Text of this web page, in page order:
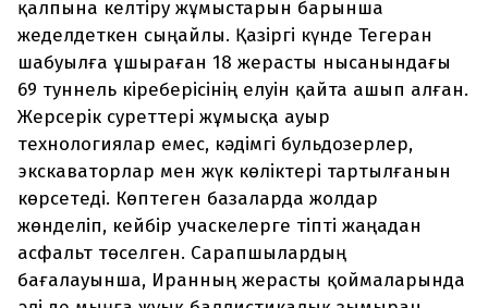
қалпына келтіру жұмыстарын барынша
жеделдеткен сыңайлы. Қазіргі күнде Тегеран
шабуылға ұшыраған 18 жерасты нысанындағы
69 туннель кіреберісінің елуін қайта ашып алған.
Жерсерік суреттері жұмысқа ауыр
технологиялар емес, кәдімгі бульдозерлер,
экскаваторлар мен жүк көліктері тартылғанын
көрсетеді. Көптеген базаларда жолдар
жөнделіп, кейбір учаскелерге тіпті жаңадан
асфальт төселген. Сарапшылардың
бағалауынша, Иранның жерасты қоймаларында